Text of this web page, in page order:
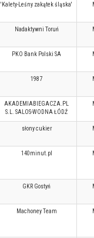
'Kalety-Leśny zakątek śląska'
Nadaktywni Toruń
PKO Bank Polski SA
1987
AKADEMIABIEGACZA.PL
S.L. SALOS-WODNA ŁÓDŹ
słony cukier
140minut.pl
GKR Gostyń
Machoney Team